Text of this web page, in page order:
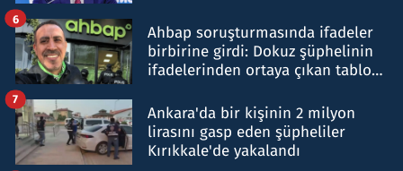
Ahbap soruşturmasında ifadeler
birbirine girdi: Dokuz şüphelinin
ifadelerinden ortaya çıkan tablo
6
Ankara'da bir kişinin 2 milyon
lirasını gasp eden şüpheliler
Kırıkkale'de yakalandı
7